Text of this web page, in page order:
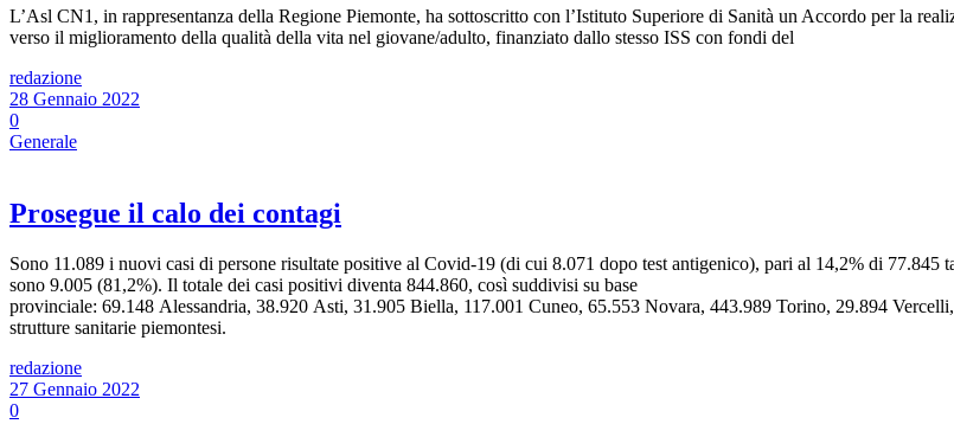
L’Asl CN1, in rappresentanza della Regione Piemonte, ha sottoscritto con l’Istituto Superiore di Sanità un Accordo per la
verso il miglioramento della qualità della vita nel giovane/adulto, finanziato dallo stesso ISS con fondi del
redazione
28 Gennaio 2022
0
Generale
Prosegue il calo dei contagi
Sono 11.089 i nuovi casi di persone risultate positive al Covid-19 (di cui 8.071 dopo test antigenico), pari al 14,2% di
sono 9.005 (81,2%). Il totale dei casi positivi diventa 844.860, così suddivisi su base
provinciale: 69.148 Alessandria, 38.920 Asti, 31.905 Biella, 117.001 Cuneo, 65.553 Novara, 443.989 Torino, 29.894
strutture sanitarie piemontesi.
redazione
27 Gennaio 2022
0